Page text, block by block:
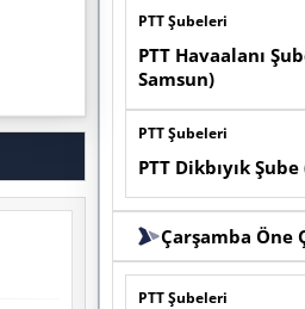
PTT Şubeleri
PTT Havaalanı
Samsun)
PTT Şubeleri
PTT Dikbıyık
Çarşamba Öne
PTT Şubeleri